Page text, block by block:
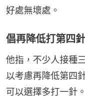
好處無壞處。
倡再降低打第四
他指，不少人接種
以考慮再降低第四
可以選擇多打一針。